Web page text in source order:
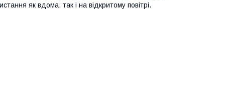
як вдома, так і на відкритому повітрі.